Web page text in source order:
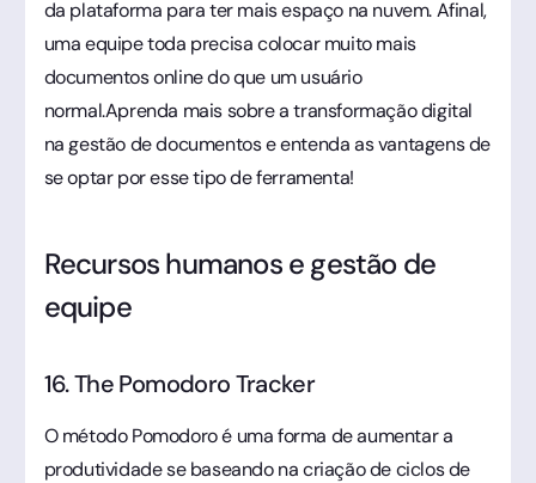
da plataforma para ter mais espaço na nuvem. Afinal,
uma equipe toda precisa colocar muito mais
documentos online do que um usuário
normal.Aprenda mais sobre a transformação digital
na gestão de documentos e entenda as vantagens de
se optar por esse tipo de ferramenta!
Recursos humanos e gestão de
equipe
16. The Pomodoro Tracker
O método Pomodoro é uma forma de aumentar a
produtividade se baseando na criação de ciclos de